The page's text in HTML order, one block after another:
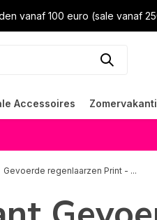
vanaf 100 euro (sale vanaf
Accessoires
Gevoerde regenlaarzen Print - ...